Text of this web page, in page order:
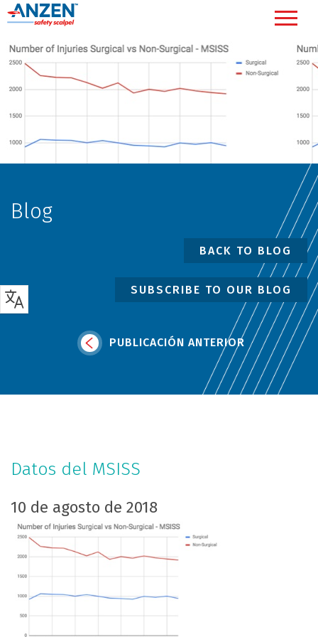
Blog
BACK TO BLOG
SUBSCRIBE TO OUR BLOG
PUBLICACIÓN ANTERIOR
Datos del MSISS
10 de agosto de 2018